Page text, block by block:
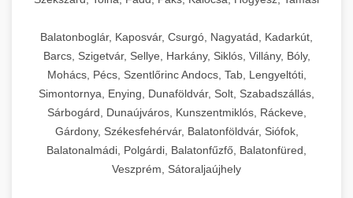
Balatonboglár, Kaposvár, Csurgó, Nagyatád, Kadarkút,
Barcs, Szigetvár, Sellye, Harkány, Siklós, Villány, Bóly,
Mohács, Pécs, Szentlőrinc Andocs, Tab, Lengyeltóti,
Simontornya, Enying, Dunaföldvár, Solt, Szabadszállás,
Sárbogárd, Dunaújváros, Kunszentmiklós, Ráckeve,
Gárdony, Székesfehérvár, Balatonföldvár, Siófok,
Balatonalmádi, Polgárdi, Balatonfűzfő, Balatonfüred,
Veszprém, Sátoraljaújhely